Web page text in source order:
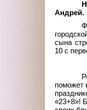
Андрей.
сына
10 с
поможет
«23+8»!